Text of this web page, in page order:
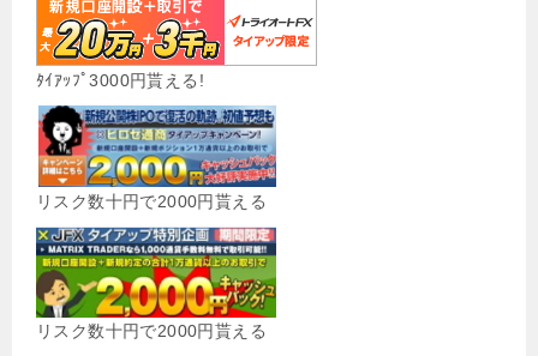
ﾀｲｱｯﾌﾟ3000円貰える!
リスク数十円で2000円貰える
リスク数十円で2000円貰える